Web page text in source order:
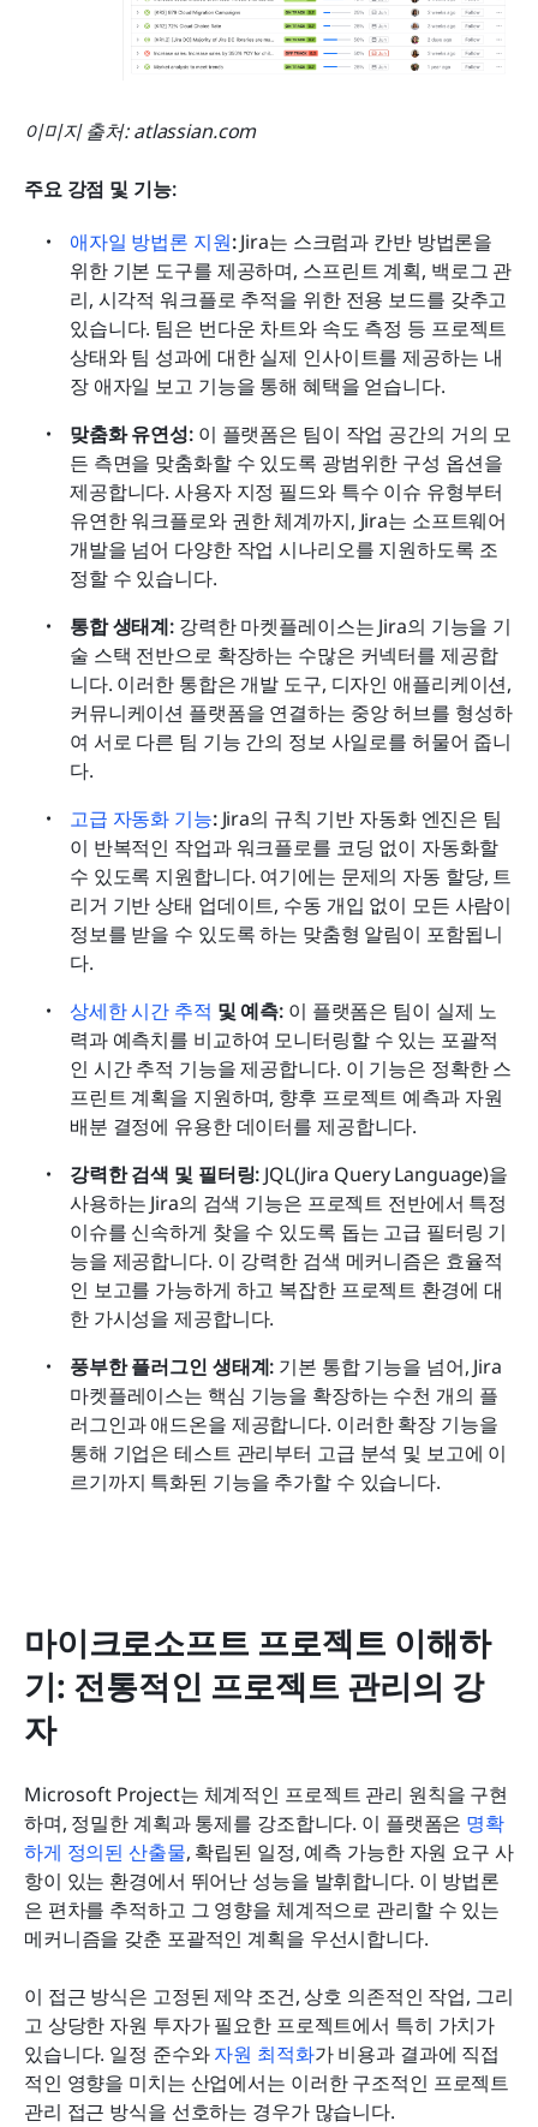
이미지 출처: atlassian.com
주요 강점 및 기능:
애자일 방법론 지원: Jira는 스크럼과 칸반 방법론을
위한 기본 도구를 제공하며, 스프린트 계획, 백로그 관
리, 시각적 워크플로 추적을 위한 전용 보드를 갖추고
있습니다. 팀은 번다운 차트와 속도 측정 등 프로젝트
상태와 팀 성과에 대한 실제 인사이트를 제공하는 내
장 애자일 보고 기능을 통해 혜택을 얻습니다.
맞춤화 유연성: 이 플랫폼은 팀이 작업 공간의 거의 모
든 측면을 맞춤화할 수 있도록 광범위한 구성 옵션을
제공합니다. 사용자 지정 필드와 특수 이슈 유형부터
유연한 워크플로와 권한 체계까지, Jira는 소프트웨어
개발을 넘어 다양한 작업 시나리오를 지원하도록 조
정할 수 있습니다.
통합 생태계: 강력한 마켓플레이스는 Jira의 기능을 기
술 스택 전반으로 확장하는 수많은 커넥터를 제공합
니다. 이러한 통합은 개발 도구, 디자인 애플리케이션,
커뮤니케이션 플랫폼을 연결하는 중앙 허브를 형성하
여 서로 다른 팀 기능 간의 정보 사일로를 허물어 줍니
다.
고급 자동화 기능: Jira의 규칙 기반 자동화 엔진은 팀
이 반복적인 작업과 워크플로를 코딩 없이 자동화할
수 있도록 지원합니다. 여기에는 문제의 자동 할당, 트
리거 기반 상태 업데이트, 수동 개입 없이 모든 사람이
정보를 받을 수 있도록 하는 맞춤형 알림이 포함됩니
다.
상세한 시간 추적 및 예측: 이 플랫폼은 팀이 실제 노
력과 예측치를 비교하여 모니터링할 수 있는 포괄적
인 시간 추적 기능을 제공합니다. 이 기능은 정확한 스
프린트 계획을 지원하며, 향후 프로젝트 예측과 자원
배분 결정에 유용한 데이터를 제공합니다.
강력한 검색 및 필터링: JQL(Jira Query Language)을
사용하는 Jira의 검색 기능은 프로젝트 전반에서 특정
이슈를 신속하게 찾을 수 있도록 돕는 고급 필터링 기
능을 제공합니다. 이 강력한 검색 메커니즘은 효율적
인 보고를 가능하게 하고 복잡한 프로젝트 환경에 대
한 가시성을 제공합니다.
풍부한 플러그인 생태계: 기본 통합 기능을 넘어, Jira
마켓플레이스는 핵심 기능을 확장하는 수천 개의 플
러그인과 애드온을 제공합니다. 이러한 확장 기능을
통해 기업은 테스트 관리부터 고급 분석 및 보고에 이
르기까지 특화된 기능을 추가할 수 있습니다.
마이크로소프트 프로젝트 이해하
기: 전통적인 프로젝트 관리의 강
자
Microsoft Project는 체계적인 프로젝트 관리 원칙을 구현
하며, 정밀한 계획과 통제를 강조합니다. 이 플랫폼은 명확
하게 정의된 산출물, 확립된 일정, 예측 가능한 자원 요구 사
항이 있는 환경에서 뛰어난 성능을 발휘합니다. 이 방법론
은 편차를 추적하고 그 영향을 체계적으로 관리할 수 있는
메커니즘을 갖춘 포괄적인 계획을 우선시합니다.
이 접근 방식은 고정된 제약 조건, 상호 의존적인 작업, 그리
고 상당한 자원 투자가 필요한 프로젝트에서 특히 가치가
있습니다. 일정 준수와 자원 최적화가 비용과 결과에 직접
적인 영향을 미치는 산업에서는 이러한 구조적인 프로젝트
관리 접근 방식을 선호하는 경우가 많습니다.